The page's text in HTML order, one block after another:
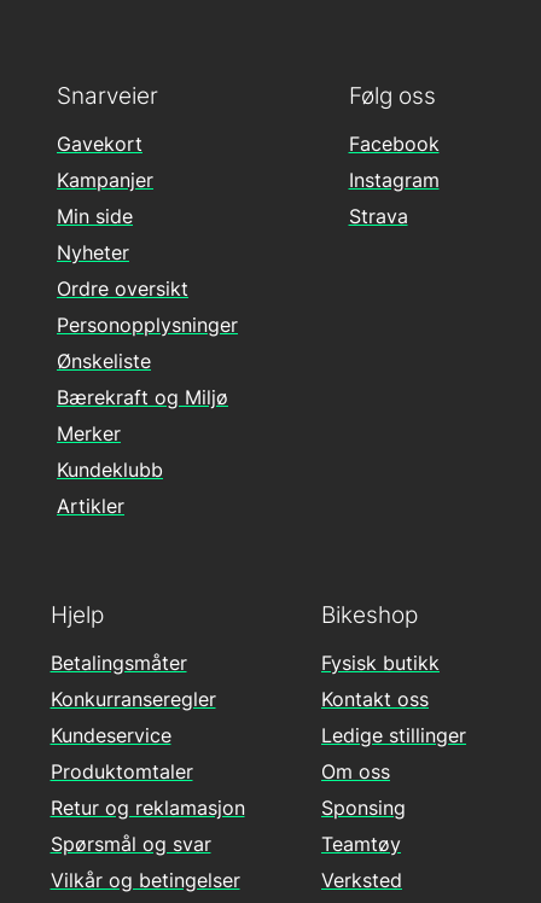
Følg oss
Facebook
Instagram
Strava
Hjelp
Betalingsmåter
Konkurranseregler
Kundeservice
Produktomtaler
Retur og reklamasjon
Spørsmål og svar
Vilkår og betingelser
Snarveier
Gavekort
Kampanjer
Min side
Nyheter
Ordre oversikt
Personopplysninger
Ønskeliste
Bærekraft og Miljø
Merker
Kundeklubb
Artikler
Bikeshop
Fysisk butikk
Kontakt oss
Ledige stillinger
Om oss
Sponsing
Teamtøy
Verksted